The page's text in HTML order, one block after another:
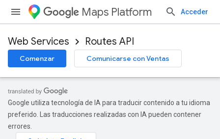
Maps Platform Acceder
Web Services Routes API
Comenzar Comunicarse con Ventas
Google utiliza tecnología de IA para traducir contenido a tu idioma
preferido. Las traducciones realizadas con IA pueden contener
errores.